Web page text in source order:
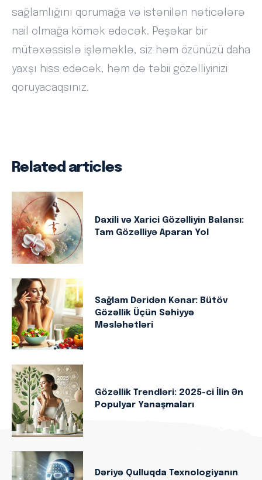
sağlamlığını qorumağa və istənilən nəticələrə
nail olmağa kömək edəcək. Peşəkar bir
mütəxəssislə işləməklə, siz həm özünüzü daha
yaxşı hiss edəcək, həm də təbii gözəlliyinizi
qoruyacaqsınız.
Related articles
Daxili və Xarici Gözəlliyin Balansı:
Tam Gözəlliyə Aparan Yol
Sağlam Dəridən Kənar: Bütöv
Gözəllik Üçün Səhiyyə
Məsləhətləri
Gözəllik Trendləri: 2025-ci İlin Ən
Populyar Yanaşmaları
Dəriyə Qulluqda Texnologiyanın